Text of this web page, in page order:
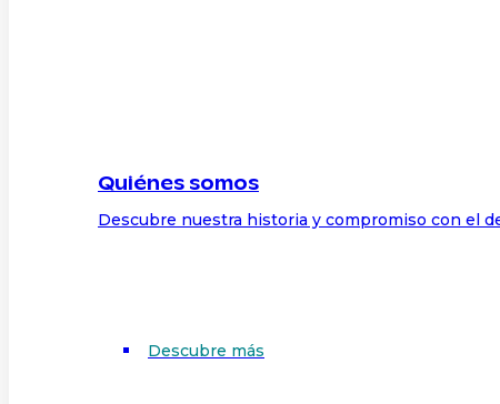
Quiénes somos
Descubre nuestra historia y compromiso con el
Descubre más